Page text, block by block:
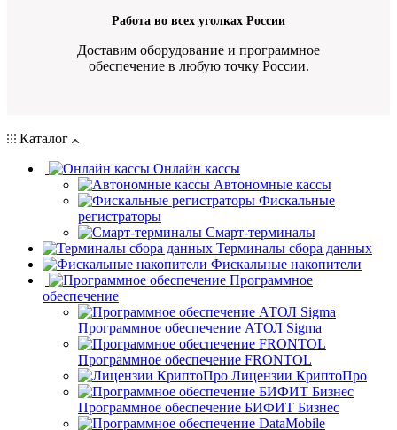
Работа во всех уголках России
Доставим оборудование и программное
обеспечение в любую точку России.
Каталог
Онлайн кассы
Автономные кассы
Фискальные
регистраторы
Смарт-терминалы
Терминалы сбора данных
Фискальные накопители
Программное
обеспечение
Программное обеспечение АТОЛ Sigma
Программное обеспечение FRONTOL
Лицензии КриптоПро
Программное обеспечение БИФИТ Бизнес